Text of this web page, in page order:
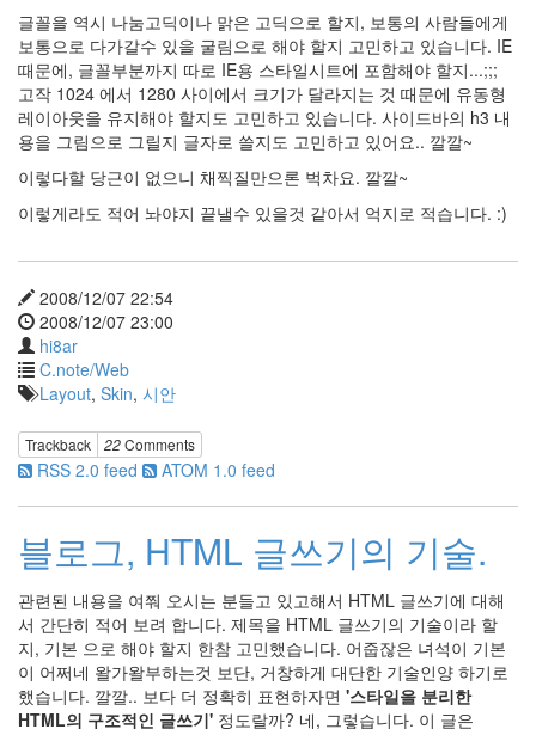
글꼴을 역시 나눔고딕이나 맑은 고딕으로 할지, 보통의 사람들에게
보통으로 다가갈수 있을 굴림으로 해야 할지 고민하고 있습니다. IE
때문에, 글꼴부분까지 따로 IE용 스타일시트에 포함해야 할지...;;;
고작 1024 에서 1280 사이에서 크기가 달라지는 것 때문에 유동형
레이아웃을 유지해야 할지도 고민하고 있습니다. 사이드바의 h3 내
용을 그림으로 그릴지 글자로 쓸지도 고민하고 있어요.. 깔깔~
이렇다할 당근이 없으니 채찍질만으론 벅차요. 깔깔~
이렇게라도 적어 놔야지 끝낼수 있을것 같아서 억지로 적습니다. :)
2008/12/07 22:54
2008/12/07 23:00
hi8ar
C.note/Web
Layout, Skin, 시안
Trackback 22Comments
RSS 2.0 feed ATOM 1.0 feed
블로그, HTML 글쓰기의 기술.
관련된 내용을 여쭤 오시는 분들고 있고해서 HTML 글쓰기에 대해
서 간단히 적어 보려 합니다. 제목을 HTML 글쓰기의 기술이라 할
지, 기본 으로 해야 할지 한참 고민했습니다. 어줍잖은 녀석이 기본
이 어쩌네 왈가왈부하는것 보단, 거창하게 대단한 기술인양 하기로
했습니다. 깔깔.. 보다 더 정확히 표현하자면 '스타일을 분리한
HTML의 구조적인 글쓰기' 정도랄까? 네, 그렇습니다. 이 글은
Find!
Categories
체
635
Shot
Wallpaper
19
Misc
39
forTextcube
forFoobar
19
Web
68
desktop
29
Diary
387
Link
2